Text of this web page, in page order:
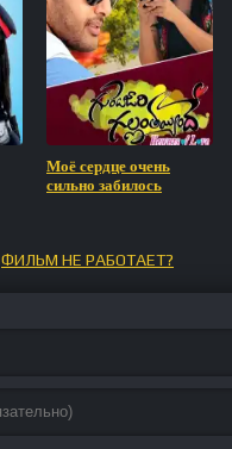
Моё сердце очень
сильно забилось
ФИЛЬМ НЕ РАБОТАЕТ?